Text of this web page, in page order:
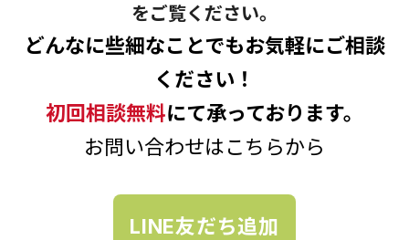
をご覧ください。
どんなに些細なことでもお気軽にご相談
ください！
初回相談無料にて承っております。
お問い合わせはこちらから
LINE友だち追加